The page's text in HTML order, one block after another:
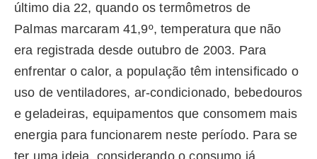
último dia 22, quando os termômetros de
Palmas marcaram 41,9º, temperatura que não
era registrada desde outubro de 2003. Para
enfrentar o calor, a população têm intensificado o
uso de ventiladores, ar-condicionado, bebedouros
e geladeiras, equipamentos que consomem mais
energia para funcionarem neste período. Para se